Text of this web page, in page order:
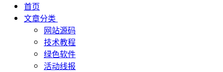
首页
文章分类
网站源码
技术教程
绿色软件
活动线报